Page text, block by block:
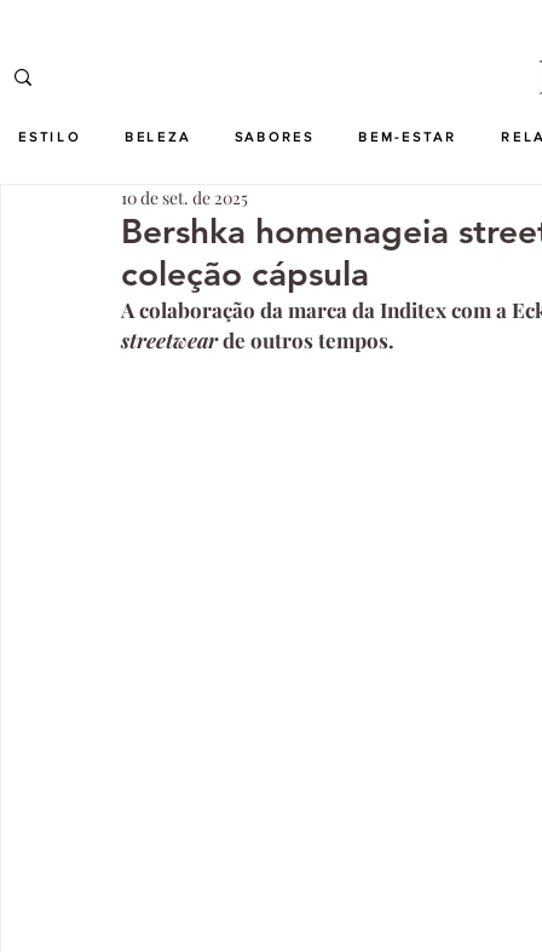
ESTILO BELEZA SABORES BEM-ESTAR
Bershka homenageia
coleção cápsula
10 de set. de 2025
A colaboração da marca da Inditex com a
streetwear de outros tempos.